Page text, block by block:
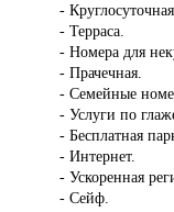
-
- Терраса.
- Номера для
- Прачечная.
- Семейные
- Услуги по
- Бесплатная
- Интернет.
- Ускоренная
- Сейф.